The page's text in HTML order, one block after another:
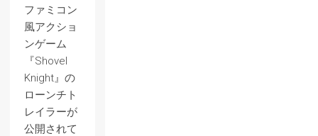
ファミコン
風アクショ
ンゲーム
『Shovel
Knight』の
ローンチト
レイラーが
公開されて